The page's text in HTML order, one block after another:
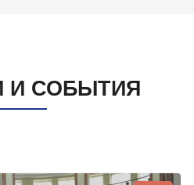
И СОБЫТИЯ